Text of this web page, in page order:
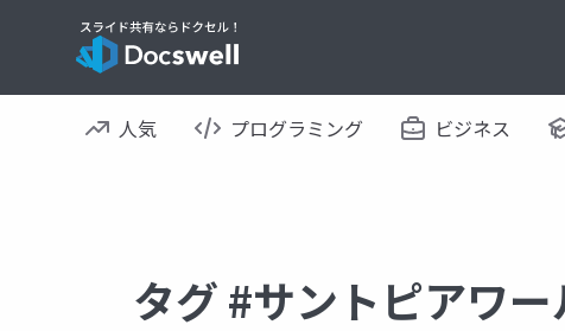
人気 プログラミング ビジネス
タグ #サントピアワ